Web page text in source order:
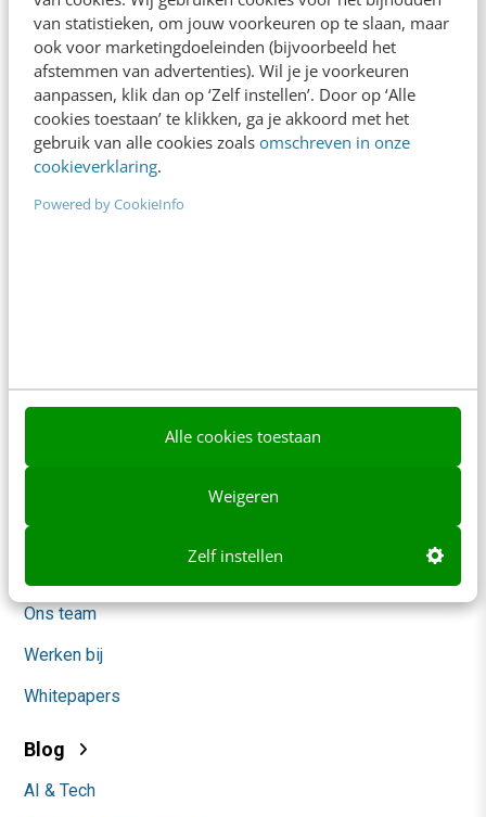
van statistieken, om jouw voorkeuren op te slaan, maar
ook voor marketingdoeleinden (bijvoorbeeld het
afstemmen van advertenties). Wil je je voorkeuren
aanpassen, klik dan op ‘Zelf instellen’. Door op ‘Alle
cookies toestaan’ te klikken, ga je akkoord met het
gebruik van alle cookies zoals omschreven in onze
cookieverklaring.
Powered by CookieInfo
Alle cookies toestaan
Weigeren
Zelf instellen
Meer weten
Frankwatching
Nieuwsbrieven
Ons team
Werken bij
Whitepapers
Blog
AI & Tech